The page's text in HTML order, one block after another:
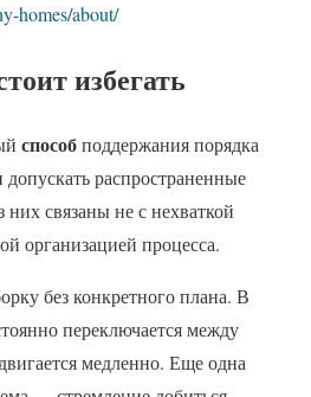
homes/about/
избегать
способподдержания порядка
допускать распространенные
связаны не с нехваткой
организацией процесса.
без конкретного плана. В
переключается между
медленно. Еще одна